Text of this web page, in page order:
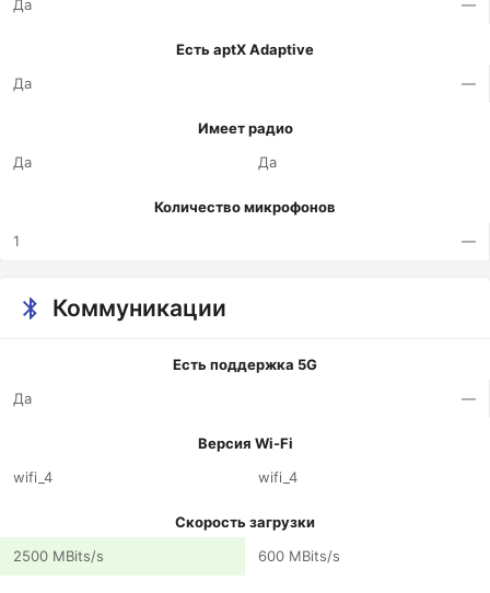
Да
—
Есть aptX Adaptive
Да
—
Имеет радио
Да
Да
Количество микрофонов
1
—
Коммуникации
Есть поддержка 5G
Да
—
Версия Wi-Fi
wifi_4
wifi_4
Скорость загрузки
2500 MBits/s
600 MBits/s